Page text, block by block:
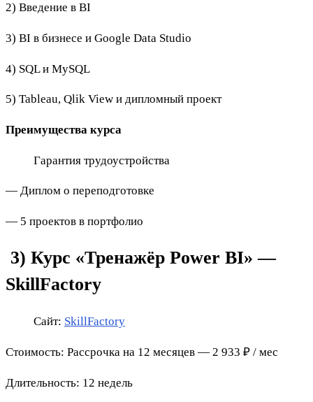
2) Введение в BI
3) BI в бизнесе и Google Data Studio
4) SQL и MySQL
5) Tableau, Qlik View и дипломный проект
Преимущества курса
Гарантия трудоустройства
— Диплом о переподготовке
— 5 проектов в портфолио
3) Курс «Тренажёр Power BI» —
SkillFactory
Сайт: SkillFactory
Стоимость: Рассрочка на 12 месяцев — 2 933 ₽ / мес
Длительность: 12 недель